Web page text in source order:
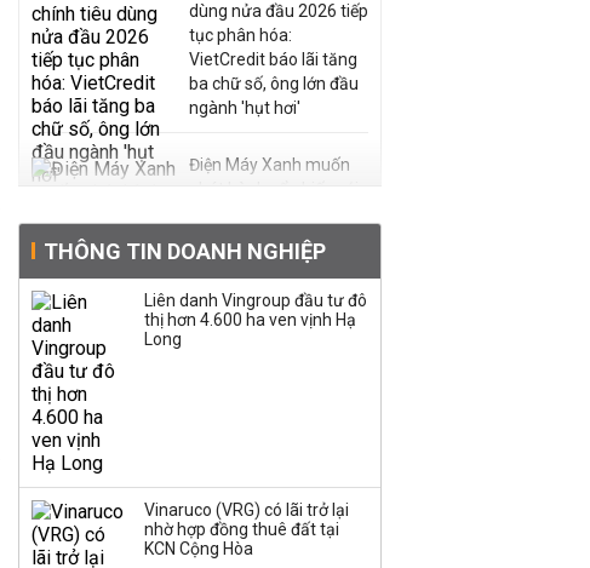
dùng nửa đầu 2026 tiếp
tục phân hóa:
VietCredit báo lãi tăng
ba chữ số, ông lớn đầu
ngành 'hụt hơi'
Điện Máy Xanh muốn
phát hành cổ phiếu với
Sau nhịp điều chỉnh
mạnh, CTCK nhìn thấy
thanh lý toàn bộ cửa
hàng
THÔNG TIN DOANH NGHIỆP
Liên danh Vingroup đầu tư đô
thị hơn 4.600 ha ven vịnh Hạ
Long
Vinaruco (VRG) có lãi trở lại
nhờ hợp đồng thuê đất tại
KCN Cộng Hòa